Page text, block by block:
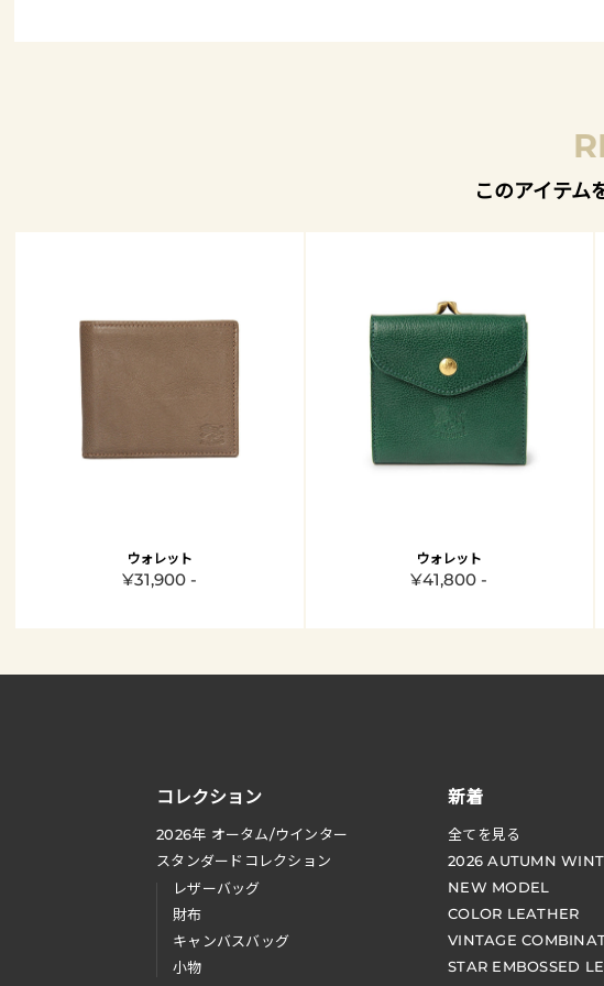
このアイテム
ウォレット
¥31,900 -
ウォレット
¥41,800 -
コレクション
2026年 オータム/ウインター
スタンダードコレクション
レザーバッグ
財布
キャンバスバッグ
小物
新着
全てを見る
2026 AUTUMN
NEW MODEL
COLOR LEATHER
VINTAGE
STAR EMBOSSED